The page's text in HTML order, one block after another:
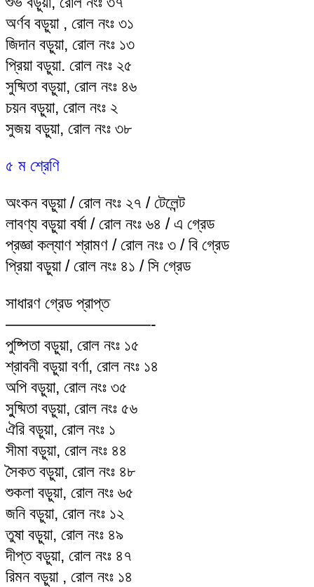
অর্ণব বড়ুয়া , রোল নংঃ ৩১
জিদান বড়ুয়া, রোল নংঃ ১৩
প্রিয়া বড়ুয়া. রোল নংঃ ২৫
সুষ্মিতা বড়ুয়া, রোল নংঃ ৪৬
চয়ন বড়ুয়া, রোল নংঃ ২
সুজয় বড়ুয়া, রোল নংঃ ৩৮
৫ ম শ্রেণি
অংকন বড়ুয়া / রোল নংঃ ২৭ / টেলেন্ট
লাবণ্য বড়ুয়া বর্ষা / রোল নংঃ ৬৪ / এ গ্রেড
প্রজ্ঞা কল্যাণ শ্রামণ / রোল নংঃ ৩ / বি গ্রেড
প্রিয়া বড়ুয়া / রোল নংঃ ৪১ / সি গ্রেড
সাধারণ গ্রেড প্রাপ্ত
—————————-
পুষ্পিতা বড়ুয়া, রোল নংঃ ১৫
শ্রাবনী বড়ুয়া বর্ণা, রোল নংঃ ১৪
অপি বড়ুয়া, রোল নংঃ ৩৫
সুুষ্মিতা বড়ুয়া, রোল নংঃ ৫৬
ঐরি বড়ুয়া, রোল নংঃ ১
সীমা বড়ুয়া, রোল নংঃ ৪৪
সৈকত বড়ুয়া, রোল নংঃ ৪৮
শুকলা বড়ুয়া, রোল নংঃ ৬৫
জনি বড়ুয়া, রোল নংঃ ১২
তুষা বড়ুয়া, রোল নংঃ ৪৯
দীপ্ত বড়ুয়া, রোল নংঃ ৪৭
রিমন বড়ুয়া , রোল নংঃ ১৪